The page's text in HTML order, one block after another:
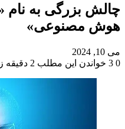
چالش بزرگی به
هوش مصنوعی»
می 10, 2024
0
خواندن این مطلب 2 دقیقه زمان میبرد